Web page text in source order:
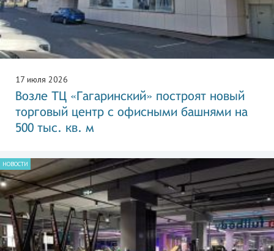
17 июля 2026
Возле ТЦ «Гагаринский» построят новый
торговый центр с офисными башнями на
500 тыс. кв. м
НОВОСТИ